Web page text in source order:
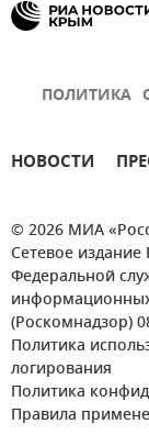
ПОЛИТИКА
НОВОСТИ
© 2026 МИА
Сетевое
Федеральной
(Роскомнадзор)
Политика
логирования
Политика
Правила